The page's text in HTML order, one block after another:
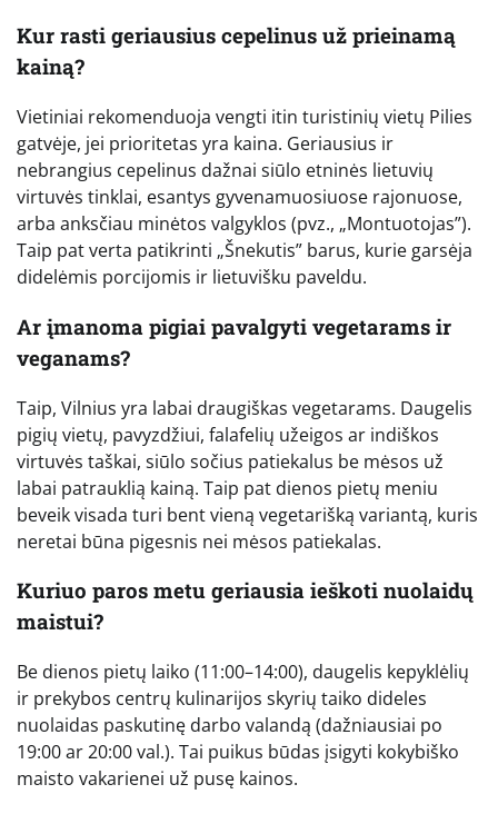
Kur rasti geriausius cepelinus už prieinamą
kainą?
Vietiniai rekomenduoja vengti itin turistinių vietų Pilies
gatvėje, jei prioritetas yra kaina. Geriausius ir
nebrangius cepelinus dažnai siūlo etninės lietuvių
virtuvės tinklai, esantys gyvenamuosiuose rajonuose,
arba anksčiau minėtos valgyklos (pvz., „Montuotojas”).
Taip pat verta patikrinti „Šnekutis” barus, kurie garsėja
didelėmis porcijomis ir lietuvišku paveldu.
Ar įmanoma pigiai pavalgyti vegetarams ir
veganams?
Taip, Vilnius yra labai draugiškas vegetarams. Daugelis
pigių vietų, pavyzdžiui, falafelių užeigos ar indiškos
virtuvės taškai, siūlo sočius patiekalus be mėsos už
labai patrauklią kainą. Taip pat dienos pietų meniu
beveik visada turi bent vieną vegetarišką variantą, kuris
neretai būna pigesnis nei mėsos patiekalas.
Kuriuo paros metu geriausia ieškoti nuolaidų
maistui?
Be dienos pietų laiko (11:00–14:00), daugelis kepyklėlių
ir prekybos centrų kulinarijos skyrių taiko dideles
nuolaidas paskutinę darbo valandą (dažniausiai po
19:00 ar 20:00 val.). Tai puikus būdas įsigyti kokybiško
maisto vakarienei už pusę kainos.